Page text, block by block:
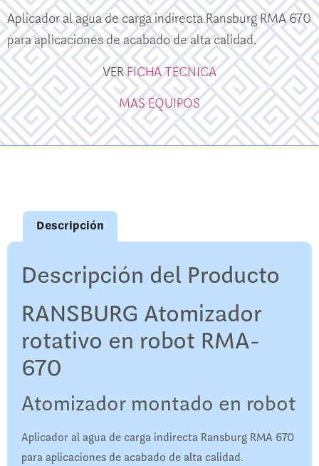
Aplicador al agua de carga indirecta Ransburg RMA 670
para aplicaciones de acabado de alta calidad.
VERFICHA TECNICA
MAS EQUIPOS
Descripción
Descripción del Producto
RANSBURG Atomizador
rotativo en robot RMA-
670
Atomizador montado en robot
Aplicador al agua de carga indirecta Ransburg RMA 670
para aplicaciones de acabado de alta calidad.